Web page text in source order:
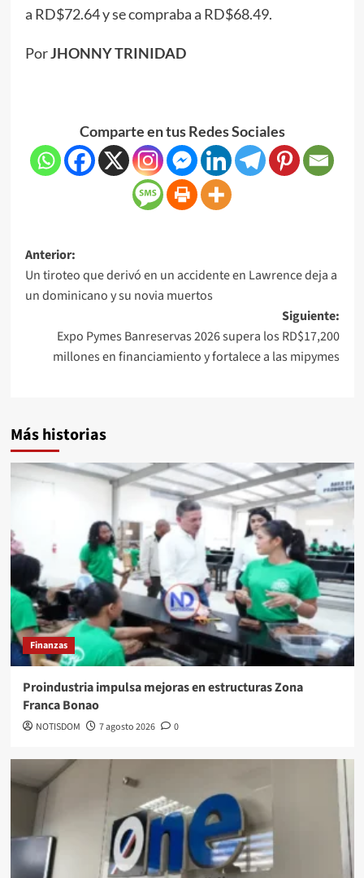
a RD$72.64 y se compraba a RD$68.49.
PorJHONNY TRINIDAD
Comparte en tus Redes Sociales
Anterior:
Un tiroteo que derivó en un accidente en Lawrence deja a
un dominicano y su novia muertos
Siguiente:
Expo Pymes Banreservas 2026 supera los RD$17,200
millones en financiamiento y fortalece a las mipymes
Más historias
Finanzas
Proindustria impulsa mejoras en estructuras Zona
Franca Bonao
NOTISDOM 7 agosto 2026 0